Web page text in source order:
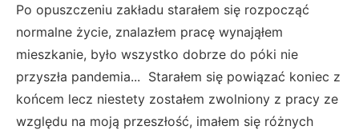
Po opuszczeniu zakładu starałem się rozpocząć
normalne życie, znalazłem pracę wynająłem
mieszkanie, było wszystko dobrze do póki nie
przyszła pandemia... Starałem się powiązać koniec z
końcem lecz niestety zostałem zwolniony z pracy ze
względu na moją przeszłość, imałem się różnych